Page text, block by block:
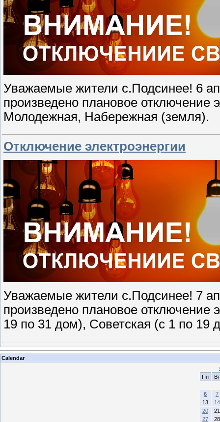
Уважаемые жители с.Подсинее! 6
произведено плановое отключение
Молодежная, Набережная (земля).
Отключение электроэнергии
Уважаемые жители с.Подсинее! 7
произведено плановое отключение
19 по 31 дом), Советская (с 1 по 19
Calendar
Пн
Вт
6
7
13
14
20
21
27
28